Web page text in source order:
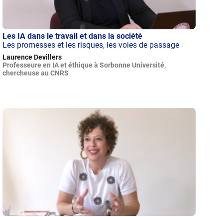
Les IA dans le travail et dans la société
Les promesses et les risques, les voies de passage
Laurence Devillers
Professeure en IA et éthique à Sorbonne Université,
chercheuse au CNRS